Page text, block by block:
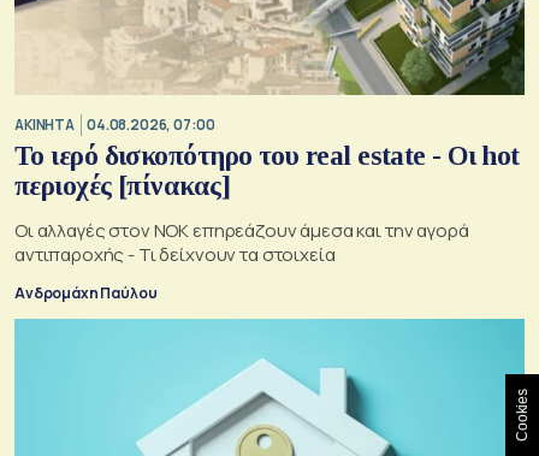
ΑΚΙΝΗΤΑ 04.08.2026, 07:00
Το ιερό δισκοπότηρο του real estate - Οι hot
περιοχές [πίνακας]
Οι αλλαγές στον ΝΟΚ επηρεάζουν άμεσα και την αγορά
αντιπαροχής - Τι δείχνουν τα στοιχεία
Ανδρομάχη Παύλου
Cookies